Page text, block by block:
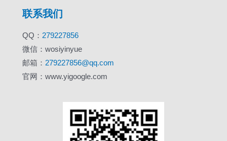
联系我们
QQ： 279227856
微信：wosiyinyue
邮箱： 279227856@qq.com
官网：www.yigoogle.com